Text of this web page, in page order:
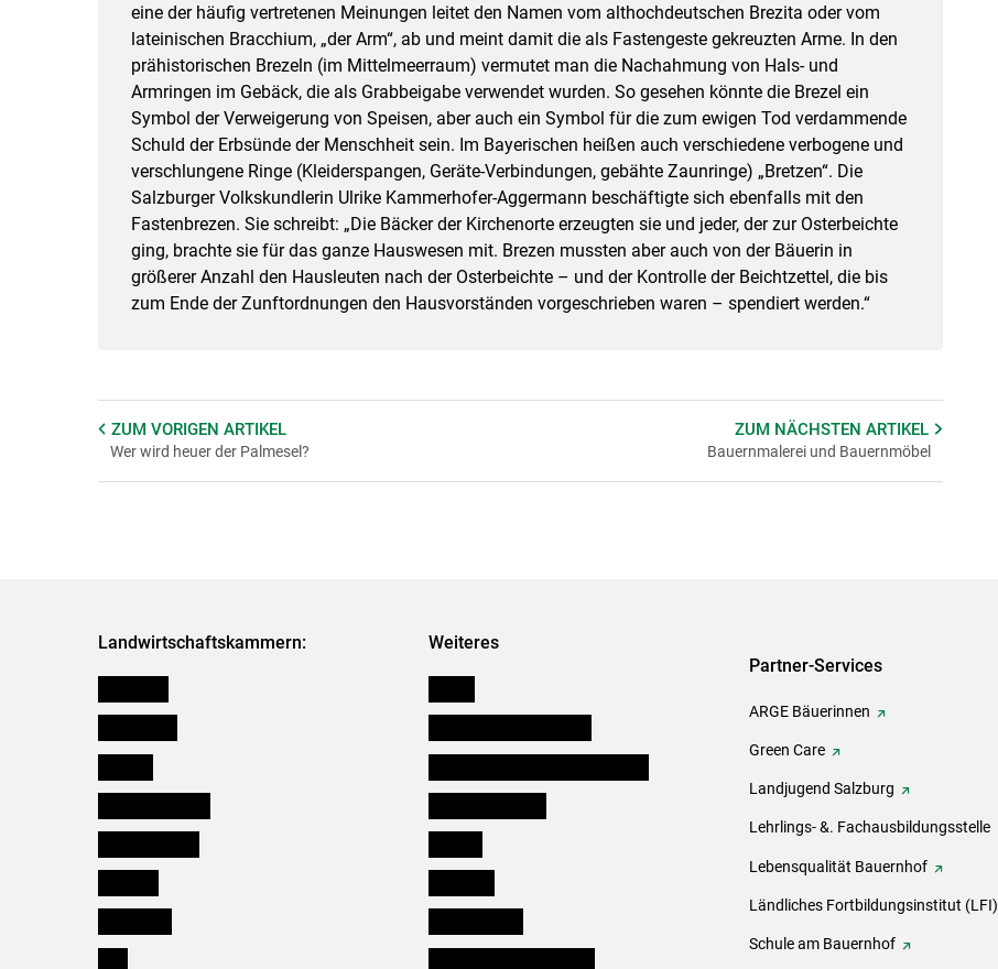
eine der häufig vertretenen Meinungen leitet den Namen vom althochdeutschen Brezita oder vom
lateinischen Bracchium, „der Arm“, ab und meint damit die als Fastengeste gekreuzten Arme. In den
prähistorischen Brezeln (im Mittelmeerraum) vermutet man die Nachahmung von Hals- und
Armringen im Gebäck, die als Grabbeigabe verwendet wurden. So gesehen könnte die Brezel ein
Symbol der Verweigerung von Speisen, aber auch ein Symbol für die zum ewigen Tod verdammende
Schuld der Erbsünde der Menschheit sein. Im Bayerischen heißen auch verschiedene verbogene und
verschlungene Ringe (Kleiderspangen, Geräte-Verbindungen, gebähte Zaunringe) „Bretzen“. Die
Salzburger Volkskundlerin Ulrike Kammerhofer-Aggermann beschäftigte sich ebenfalls mit den
Fastenbrezen. Sie schreibt: „Die Bäcker der Kirchenorte erzeugten sie und jeder, der zur Osterbeichte
ging, brachte sie für das ganze Hauswesen mit. Brezen mussten aber auch von der Bäuerin in
größerer Anzahl den Hausleuten nach der Osterbeichte – und der Kontrolle der Beichtzettel, die bis
zum Ende der Zunftordnungen den Hausvorständen vorgeschrieben waren – spendiert werden.“
ZUM VORIGEN ARTIKEL
Wer wird heuer der Palmesel?
ZUM NÄCHSTENARTIKEL
Bauernmalerei und Bauernmöbel
Landwirtschaftskammern: Weiteres
Partner-Services
ARGE Bäuerinnen
Green Care
Landjugend Salzburg
Lehrlings- &. Fachausbildungsstelle
Lebensqualität Bauernhof
Ländliches Fortbildungsinstitut (LFI)
Schule am Bauernhof